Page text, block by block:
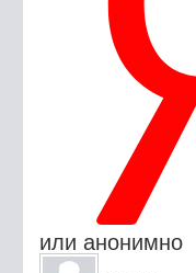
или анонимно